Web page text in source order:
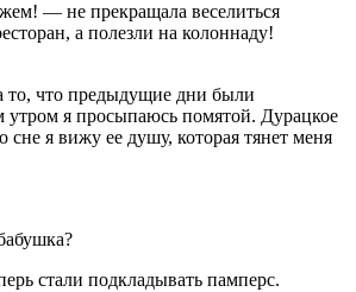
— не прекращала веселиться
а полезли на колоннаду!
то, что предыдущие дни были
утром я просыпаюсь помятой. Дурацкое
я вижу ее душу, которая тянет меня
стали подкладывать памперс.